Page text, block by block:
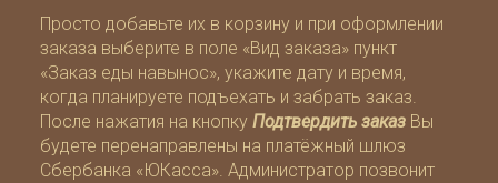
Просто добавьте их в корзину и при оформлении
заказа выберите в поле «Вид заказа» пункт
«Заказ еды навынос», укажите дату и время,
когда планируете подъехать и забрать заказ.
После нажатия на кнопкуПодтвердить заказ Вы
будете перенаправлены на платёжный шлюз
Сбербанка «ЮКасса». Администратор позвонит